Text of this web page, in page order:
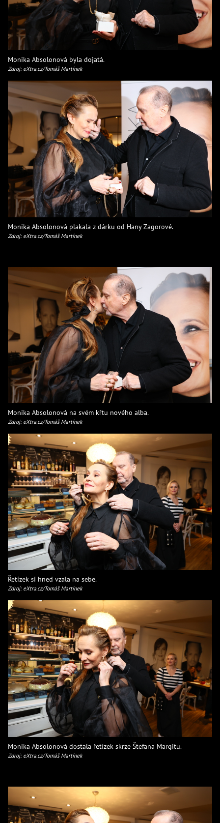
Monika Absolonová byla dojatá.
Zdroj: eXtra.cz/Tomáš Martínek
Monika Absolonová plakala z dárku od Hany Zagorové.
Zdroj: eXtra.cz/Tomáš Martínek
Monika Absolonová na svém křtu nového alba.
Zdroj: eXtra.cz/Tomáš Martínek
Řetízek si hned vzala na sebe.
Zdroj: eXtra.cz/Tomáš Martínek
Monika Absolonová dostala řetízek skrze Štefana Margitu.
Zdroj: eXtra.cz/Tomáš Martínek